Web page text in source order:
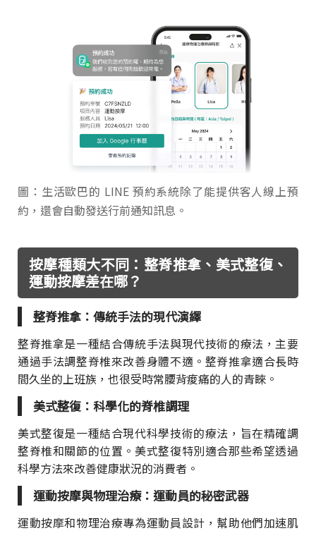
圖：生活歐巴的 LINE 預約系統除了能提供客人線上預
約，還會自動發送行前通知訊息。
按摩種類大不同：整脊推拿、美式整復、
運動按摩差在哪？
整脊推拿：傳統手法的現代演繹
整脊推拿是一種結合傳統手法與現代技術的療法，主要
通過手法調整脊椎來改善身體不適。整脊推拿適合長時
間久坐的上班族，也很受時常腰背痠痛的人的青睞。
美式整復：科學化的脊椎調理
美式整復是一種結合現代科學技術的療法，旨在精確調
整脊椎和關節的位置。美式整復特別適合那些希望透過
科學方法來改善健康狀況的消費者。
運動按摩與物理治療：運動員的秘密武器
運動按摩和物理治療專為運動員設計，幫助他們加速肌